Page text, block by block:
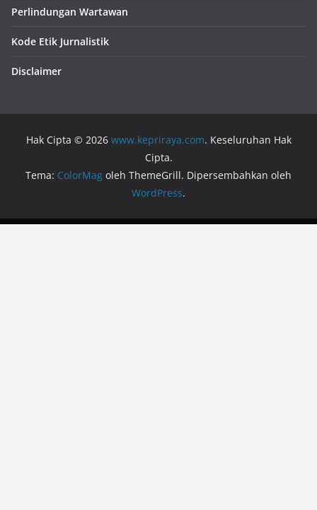
Perlindungan Wartawan
Kode Etik Jurnalistik
Disclaimer
Hak Cipta © 2026 www.kepriraya.com. Keseluruhan Hak
Cipta.
Tema: ColorMag oleh ThemeGrill. Dipersembahkan oleh
WordPress.